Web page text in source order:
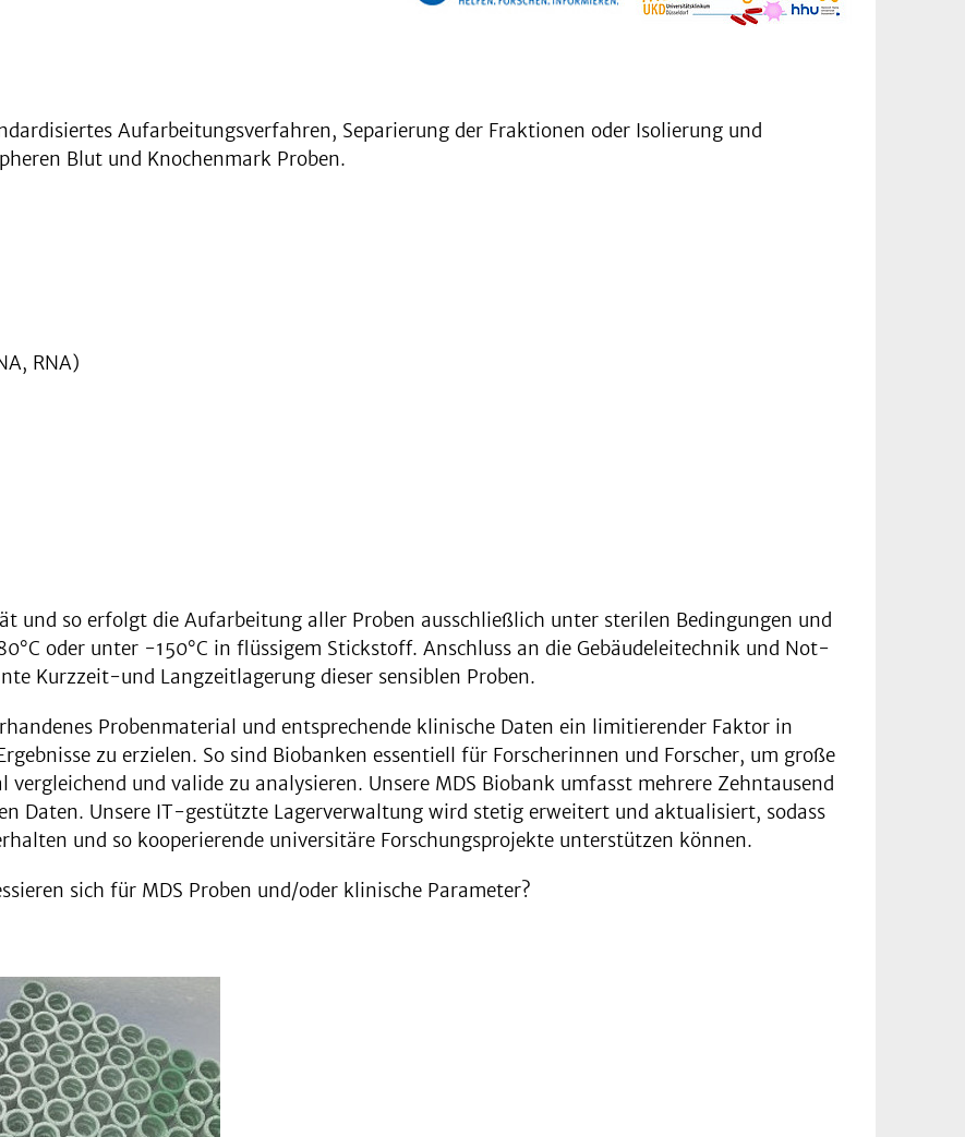
Aufarbeitungsverfahren, Separierung der Fraktionen oder Isolierung und
Blut und Knochenmark Proben.
RNA)
und so erfolgt die Aufarbeitung aller Proben ausschließlich unter sterilen Bedingungen und
oder unter -150°C in flüssigem Stickstoff. Anschluss an die Gebäudeleitechnik und Not-
Kurzzeit-und Langzeitlagerung dieser sensiblen Proben.
Probenmaterial und entsprechende klinische Daten ein limitierender Faktor in
zu erzielen. So sind Biobanken essentiell für Forscherinnen und Forscher, um große
und valide zu analysieren. Unsere MDS Biobank umfasst mehrere Zehntausend
Daten. Unsere IT-gestützte Lagerverwaltung wird stetig erweitert und aktualisiert, sodass
und so kooperierende universitäre Forschungsprojekte unterstützen können.
sich für MDS Proben und/oder klinische Parameter?